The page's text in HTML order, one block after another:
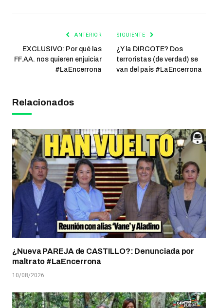
ANTERIOR
EXCLUSIVO: Por qué las
FF.AA. nos quieren enjuiciar
#LaEncerrona
SIGUIENTE
¿Y la DIRCOTE? Dos
terroristas (de verdad) se
van del país #LaEncerrona
Relacionados
¿Nueva PAREJA de CASTILLO?: Denunciada por
maltrato #LaEncerrona
10/08/2026